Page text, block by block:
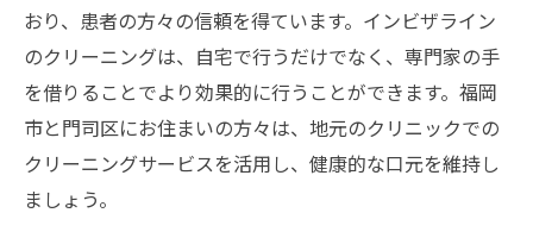
専門家が教えるクリーニングの秘訣
クリーニングがもたらす効果的な矯正結果
福岡でのクリーニング資源の活用法
クリーニング計画における予算の考慮
クリーニング効果を実感するためのチェッ
おり、患者の方々の信頼を得ています。インビザライン
のクリーニングは、自宅で行うだけでなく、専門家の手
を借りることでより効果的に行うことができます。福岡
市と門司区にお住まいの方々は、地元のクリニックでの
クリーニングサービスを活用し、健康的な口元を維持し
ましょう。